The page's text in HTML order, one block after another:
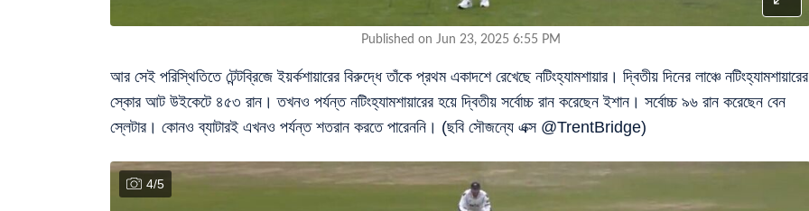
Published on Jun 23, 2025 6:55 PM
আর সেই পরিস্থিতিতে টেন্টব্রিজে ইয়র্কশায়ারের বিরুদ্ধে তাঁকে প্রথম একাদশে রেখেছে নটিংহ্যামশায়ার। দ্বিতীয় দিনের লাঞ্চে নটিংহ্যামশায়ারের
স্কোর আট উইকেটে ৪৫৩ রান। তখনও পর্যন্ত নটিংহ্যামশায়ারের হয়ে দ্বিতীয় সর্বোচ্চ রান করেছেন ইশান। সর্বোচ্চ ৯৬ রান করেছেন বেন
স্লেটার। কোনও ব্যাটারই এখনও পর্যন্ত শতরান করতে পারেননি। (ছবি সৌজন্যে এক্স @TrentBridge)
4/5